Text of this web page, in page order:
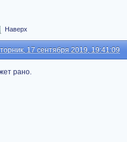
Наверх
17 сентября 2019, 19:41:09
рано.